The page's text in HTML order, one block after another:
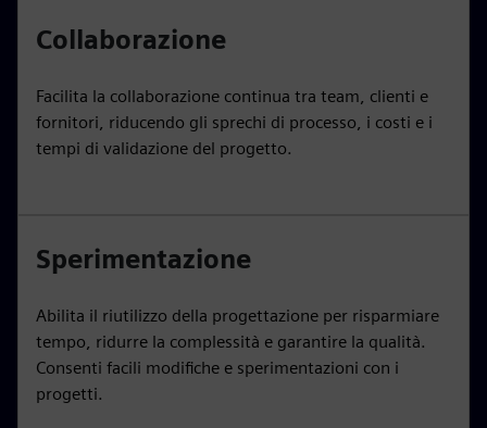
Collaborazione
Facilita la collaborazione continua tra team, clienti e
fornitori, riducendo gli sprechi di processo, i costi e i
tempi di validazione del progetto.
Sperimentazione
Abilita il riutilizzo della progettazione per risparmiare
tempo, ridurre la complessità e garantire la qualità.
Consenti facili modifiche e sperimentazioni con i
progetti.